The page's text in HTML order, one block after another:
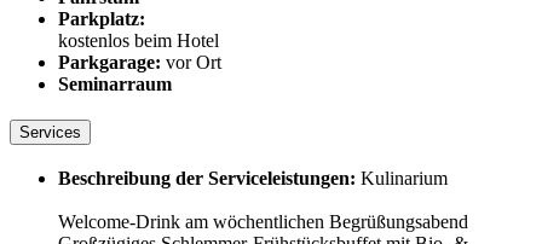
Parkplatz:
kostenlos beim Hotel
Parkgarage: vor Ort
Seminarraum
Services
Beschreibung der Serviceleistungen: Kulinarium
Welcome-Drink am wöchentlichen Begrüßungsabend